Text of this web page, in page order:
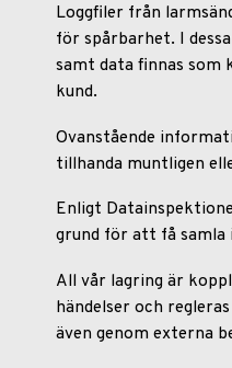
Loggfiler från
för spårbarhet. I
samt data finnas som
kund.
Ovanstående
tillhanda muntligen
Enligt
grund för att få
All vår lagring är
händelser och
även genom externa